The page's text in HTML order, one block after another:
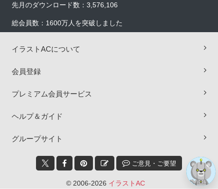
先月のダウンロード数：3,576,106
総会員数：1600万人を突破しました
イラストACについて
会員登録
プレミアム会員サービス
ヘルプ＆ガイド
グループサイト
ご意見・ご要望
© 2006-2026 イラストAC